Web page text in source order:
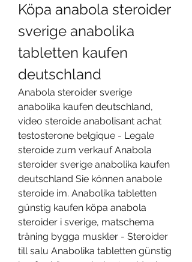
Köpa anabola steroider
sverige anabolika
tabletten kaufen
deutschland
Anabola steroider sverige
anabolika kaufen deutschland,
video steroide anabolisant achat
testosterone belgique - Legale
steroide zum verkauf Anabola
steroider sverige anabolika kaufen
deutschland Sie können anabole
steroide im. Anabolika tabletten
günstig kaufen köpa anabola
steroider i sverige, matschema
träning bygga muskler - Steroider
till salu Anabolika tabletten günstig